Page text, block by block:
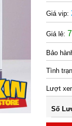
Giá vip:
Giá lẻ:
Bảo
Tình
Lượt
Số